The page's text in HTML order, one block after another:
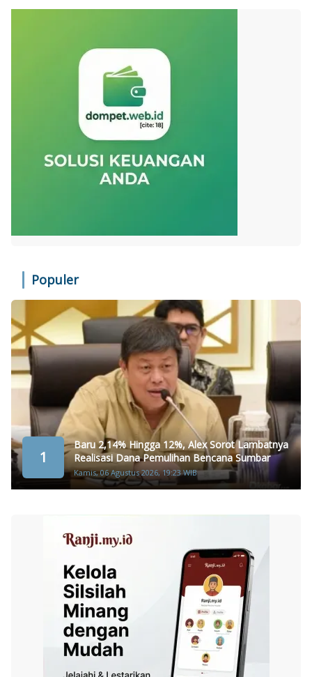
Populer
1
Baru 2,14% Hingga 12%, Alex Sorot Lambatnya
Realisasi Dana Pemulihan Bencana Sumbar
Kamis, 06 Agustus 2026, 19:23 WIB